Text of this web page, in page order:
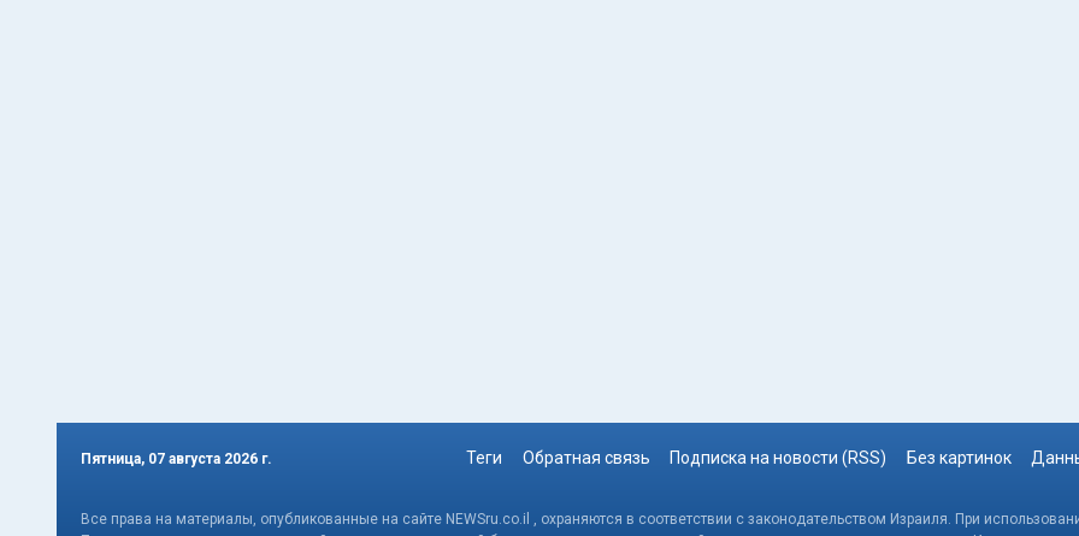
Пятница, 07 августа 2026 г. Теги Обратная связь Подписка на новости (RSS) Без картинок
Все права на материалы, опубликованные на сайте NEWSru.co.il , охраняются в соответствии с законодательством Израиля. При